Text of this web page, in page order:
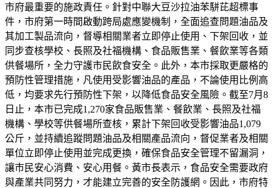
市府最重要的施政責任。針對中聯大豆沙拉油苯駢芘超標事
件，市府第一時間啟動跨局處應變機制，全面追查問題油品及
其加工製品流向，督導相關業者立即停止使用、下架回收，並
同步查核學校、長照及社福機構、食品販售業、餐飲業等各類
供餐場所，全力守護市民飲食安全。此外，本市採取更嚴格的
預防性管理措施，凡使用受影響油品的產品，不論使用比例高
低，均要求先行預防性下架，以降低食品安全風險。截至7月8
日止，本市已完成1,270家食品販售業、餐飲業、長照及社福
機構、學校等供餐場所查核，累計下架回收受影響油品1,079
公斤，並持續追蹤問題油品及相關產品流向，督促業者及相關
單位立即停止使用並完成更換，確保食品安全管理不留漏洞，
讓市民安心消費、安心用餐。黃市長表示，食品安全需要政府
與產業共同努力，才能建立完善的安全防護網。因此，市府特